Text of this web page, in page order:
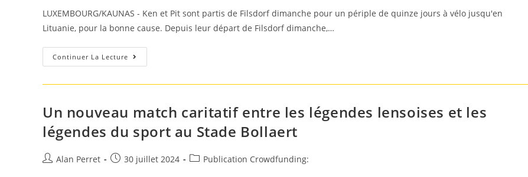
la
publication :
LUXEMBOURG/KAUNAS - Ken et Pit sont partis de Filsdorf dimanche pour un périple de quinze jours à vélo jusqu'en
Lituanie, pour la bonne cause. Depuis leur départ de Filsdorf dimanche,…
Continuer La Lecture Voyage
Caritatif:
Peut
Peu»
Ceux
Qui
Une
Leucémie
Un nouveau match caritatif entre les légendes lensoises et les
légendes du sport au Stade Bollaert
Auteur/autrice
Alan Perret
Post30 juillet 2024
PostPublication Crowdfunding: